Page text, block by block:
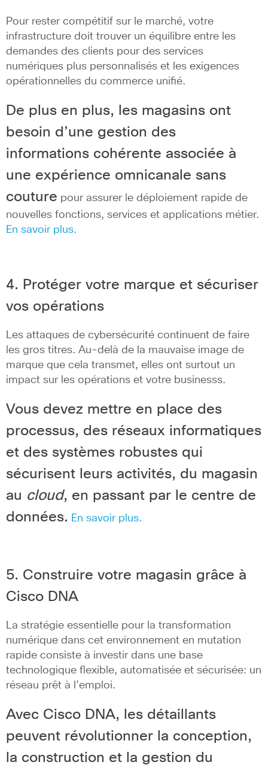
Pour rester compétitif sur le marché, votre
infrastructure doit trouver un équilibre entre les
demandes des clients pour des services
numériques plus personnalisés et les exigences
opérationnelles du commerce unifié.
De plus en plus, les magasins ont
besoin d’une gestion des
informations cohérente associée à
une expérience omnicanale sans
couture pour assurer le déploiement rapide de
nouvelles fonctions, services et applications métier.
En savoir plus.
4. Protéger votre marque et sécuriser
vos opérations
Les attaques de cybersécurité continuent de faire
les gros titres. Au-delà de la mauvaise image de
marque que cela transmet, elles ont surtout un
impact sur les opérations et votre businesss.
Vous devez mettre en place des
processus, des réseaux informatiques
et des systèmes robustes qui
sécurisent leurs activités, du magasin
au cloud, en passant par le centre de
données. En savoir plus.
5. Construire votre magasin grâce à
Cisco DNA
La stratégie essentielle pour la transformation
numérique dans cet environnement en mutation
rapide consiste à investir dans une base
technologique flexible, automatisée et sécurisée: un
réseau prêt à l’emploi.
Avec Cisco DNA, les détaillants
peuvent révolutionner la conception,
la construction et la gestion du